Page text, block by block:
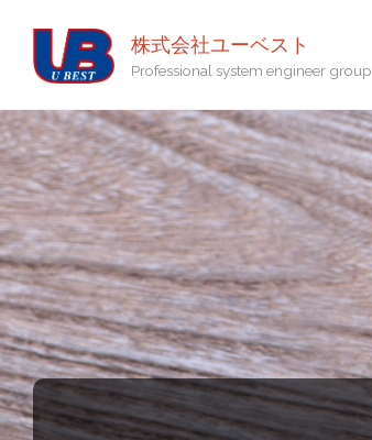
株式会社ユーベスト
Professional system engineer group